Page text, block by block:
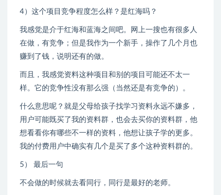
4）这个项目竞争程度怎么样？是红海吗？
我感觉是介于红海和蓝海之间吧。网上一搜也有很多人
在做，有竞争；但是我作为一个新手，操作了几个月也
赚到了钱，说明还有的做。
而且，我感觉资料这种项目和别的项目可能还不太一
样。它的竞争性没有那么强（当然还是有竞争的）。
什么意思呢？就是父母给孩子找学习资料永远不嫌多，
用户可能既买了我的资料群，也会去买你的资料群，他
想看看你有哪些不一样的资料，他想让孩子学的更多。
我的付费用户中确实有几个是买了多个这种资料群的。
5） 最后一句
不会做的时候就去看同行，同行是最好的老师。